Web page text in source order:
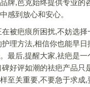
牌,芭克始终提供专业的
感到放心和安心。
疤痕所困扰,不妨选择
理方法,相信你也能早日
最后,提醒大家,祛疤是
好评如潮的祛疤产品只
至关重要,不要急于求成